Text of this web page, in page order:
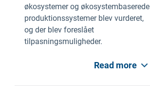
økosystemer og økosystembaserede
produktionssystemer blev vurderet,
og der blev foreslået
tilpasningsmuligheder.
Read more